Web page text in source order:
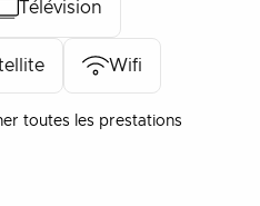
Télévision
Wifi
toutes les prestations